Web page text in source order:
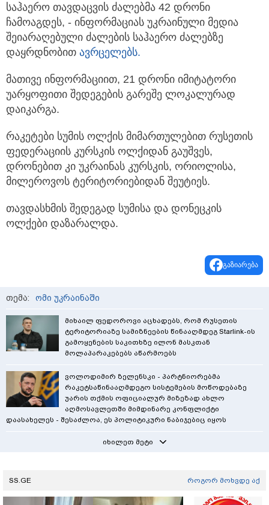
საჰაერო თავდაცვის ძალებმა 42 დრონი
ჩამოაგდეს, - ინფორმაციას უკრაინული მედია
შეიარაღებული ძალების საჰაერო ძალებზე
დაყრდნობით ავრცელებს.
მათივე ინფორმაციით, 21 დრონი იმიტატორი
უარყოფითი შედეგების გარეშე ლოკალურად
დაიკარგა.
რაკეტები სუმის ოლქის მიმართულებით რუსეთის
ფედერაციის კურსკის ოლქიდან გაუშვეს,
დრონებით კი უკრაინას კურსკის, ორიოლისა,
მილეროვოს ტერიტორიებიდან შეუტიეს.
თავდასხმის შედეგად სუმისა და დონეცკის
ოლქები დაზარალდა.
გაზიარება
თემა: ომი უკრაინაში
მიხაილ ფედოროვი აცხადებს, რომ რუსეთის
ტერიტორიაზე სამიზნეების წინააღმდეგ Starlink-ის
გამოყენების საკითხზე ილონ მასკთან
მოლაპარაკებებს აწარმოებს
ვოლოდიმირ ზელენსკი - პარტნიორებმა
რაკეტსაწინააღმდეგო სისტემების მოწოდებაზე
უარის თქმის ოფიციალურ მიზეზად ახლო
აღმოსავლეთში მიმდინარე კონფლიქტი
დაასახელეს - შესაძლოა, ეს პოლიტიკური ნაბიჯებიც იყოს
იხილეთ მეტი
SS.GE როგორ მოხვდე აქ